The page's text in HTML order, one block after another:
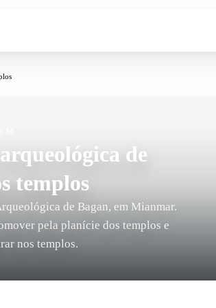
de
templos
de Bagan, em Mianmar.
pela planície dos templos e
nos templos.